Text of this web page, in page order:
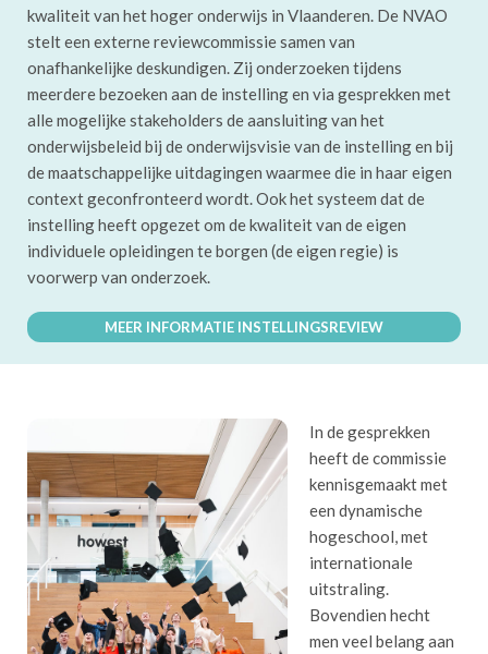
kwaliteit van het hoger onderwijs in Vlaanderen. De NVAO
stelt een externe reviewcommissie samen van
onafhankelijke deskundigen. Zij onderzoeken tijdens
meerdere bezoeken aan de instelling en via gesprekken met
alle mogelijke stakeholders de aansluiting van het
onderwijsbeleid bij de onderwijsvisie van de instelling en bij
de maatschappelijke uitdagingen waarmee die in haar eigen
context geconfronteerd wordt. Ook het systeem dat de
instelling heeft opgezet om de kwaliteit van de eigen
individuele opleidingen te borgen (de eigen regie) is
voorwerp van onderzoek.
MEER INFORMATIE INSTELLINGSREVIEW
In de gesprekken
heeft de commissie
kennisgemaakt met
een dynamische
hogeschool, met
internationale
uitstraling.
Bovendien hecht
men veel belang aan